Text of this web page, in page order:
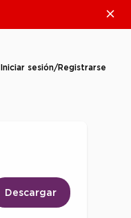
Iniciar sesión/Registrarse
Descargar